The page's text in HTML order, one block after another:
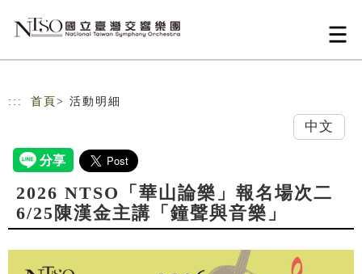
::: 首頁 > 活動明細
中文
2026 NTSO「華山論樂」報名場次二
6/25陳漢金主講「鐘聲與音樂」